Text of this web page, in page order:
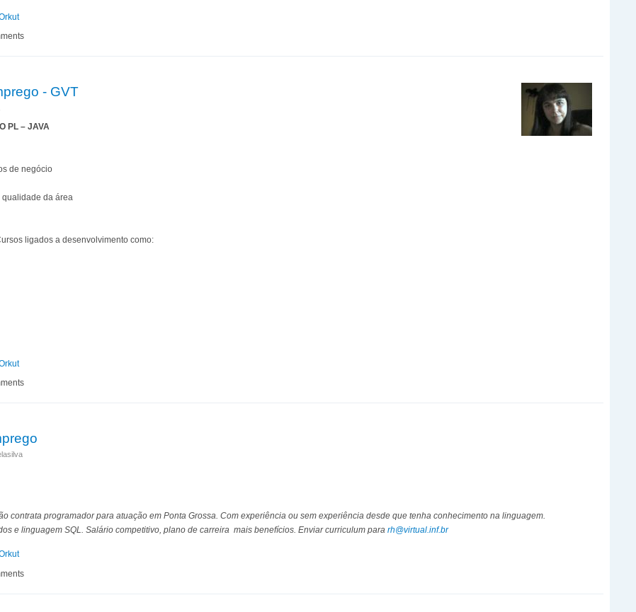
em Competições de Programação
- GVT
PL – JAVA
de negócio
qualidade da área
ligados a desenvolvimento como:
Emprego - GVT
contrata programador para atuação em Ponta Grossa. Com experiência ou sem experiência desde que tenha conhecimento na linguagem.
e linguagem SQL. Salário competitivo, plano de carreira mais benefícios. Enviar curriculum para rh@virtual.inf.br
emprego